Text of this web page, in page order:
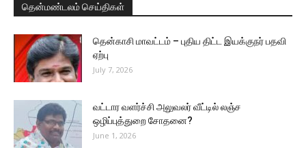
தென்மண்டலம் செய்திகள்
தென்காசி மாவட்டம் – புதிய திட்ட இயக்குநர் பதவி
ஏற்பு
July 7, 2026
வட்டார வளர்ச்சி அலுவலர் வீட்டில் லஞ்ச
ஒழிப்புத்துறை சோதனை?
June 1, 2026